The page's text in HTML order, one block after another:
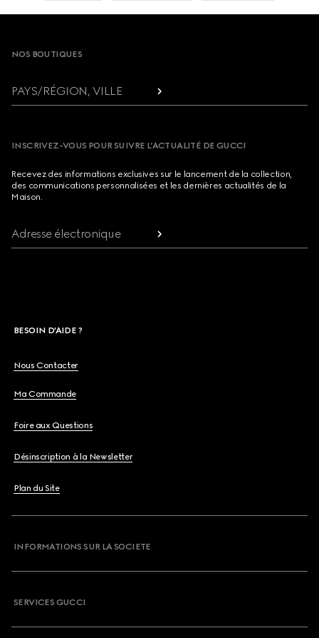
NOS BOUTIQUES
PAYS/RÉGION, VILLE
INSCRIVEZ-VOUS POUR SUIVRE L’ACTUALITÉ DE GUCCI
Recevez des informations exclusives sur le lancement de la collection,
des communications personnalisées et les dernières actualités de la
Maison.
Adresse électronique
BESOIN D'AIDE ?
Nous Contacter
Ma Commande
Foire aux Questions
Désinscription à la Newsletter
Plan du Site
INFORMATIONS SUR LA SOCIETE
SERVICES GUCCI